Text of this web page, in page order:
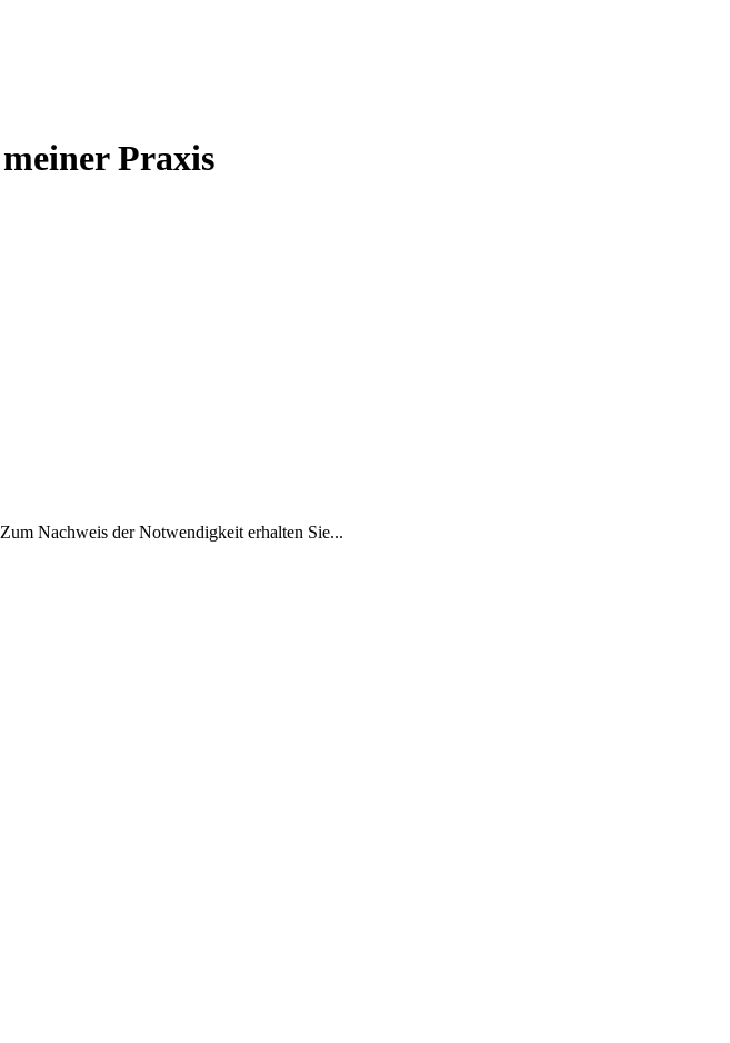
Praxis
Nachweis der Notwendigkeit erhalten Sie...